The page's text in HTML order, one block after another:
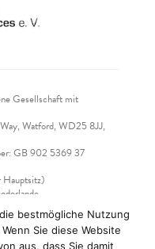
Gesellschaft mit
Watford, WD25 8JJ,
GB 902 5369 37
Hauptsitz)
bestmögliche Nutzung
Sie diese Website
aus, dass Sie damit